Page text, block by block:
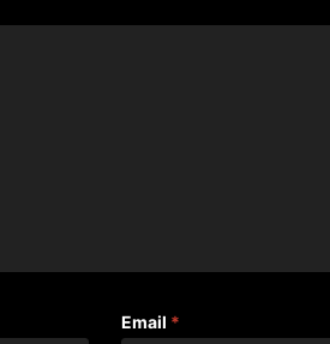
Email *